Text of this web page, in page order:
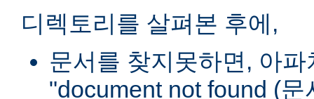
디렉토리를 살펴본 후에,
문서를 찾지못하면, 아
"document not found (